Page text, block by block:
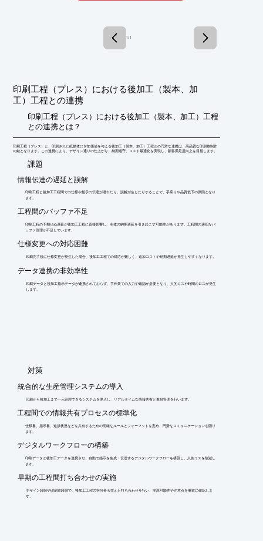
■サーボモーター搭載によりラインスピードの変化に追従した貼
1 / 1
印刷工程（プレス）における後加工（製本、加
工）工程との連携
印刷工程（プレス）における後加工（製本、加工）工程
との連携とは？
印刷工程（プレス）と、印刷された紙媒体に付加価値を与える後加工（製本、加工）工程との円滑な連携は、高品質な印刷物制作
の鍵となります。この連携により、デザイン通りの仕上がり、納期遵守、コスト最適化を実現し、顧客満足度向上を目指します。
​課題
情報伝達の遅延と誤解
印刷工程と後加工工程間での仕様や指示の伝達が遅れたり、誤解が生じたりすることで、手戻りや品質低下の原因となり
ます。
工程間のバッファ不足
印刷工程の予期せぬ遅延が後加工工程に直接影響し、全体の納期遅延を引き起こす可能性があります。工程間の適切なバ
ッファ管理が不足しています。
仕様変更への対応困難
印刷完了後に仕様変更が発生した場合、後加工工程での対応が難しく、追加コストや納期遅延が発生しやすくなります。
データ連携の非効率性
印刷データと後加工指示データが連携されておらず、手作業での入力や確認が必要となり、人的ミスや時間のロスが発生
します。
​対策
統合的な生産管理システムの導入
印刷から後加工まで一元管理できるシステムを導入し、リアルタイムな情報共有と進捗管理を行います。
工程間での情報共有プロセスの標準化
仕様書、指示書、進捗状況などを共有するための明確なルールとフォーマットを定め、円滑なコミュニケーションを図り
ます。
デジタルワークフローの構築
印刷データと後加工データを連携させ、自動で指示を生成・伝達するデジタルワークフローを構築し、人的ミスを削減し
ます。
早期の工程間打ち合わせの実施
デザイン段階や印刷前段階で、後加工工程の担当者も交えた打ち合わせを行い、実現可能性や注意点を事前に確認しま
す。